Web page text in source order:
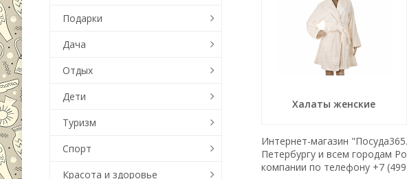
Халаты женские
Интернет-магазин
Петербургу и всем городам
компании по телефону +7
Подарки
Дача
Отдых
Дети
Туризм
Спорт
Красота и здоровье